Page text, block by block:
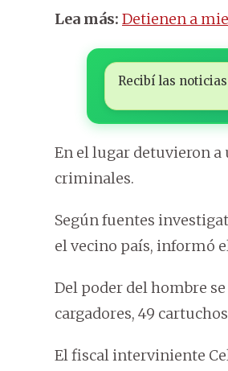
Lea más: Detienen a
Recibí las
En el lugar detuvieron
criminales.
Según fuentes
el vecino país, informó
Del poder del hombre
cargadores, 49
El fiscal interviniente